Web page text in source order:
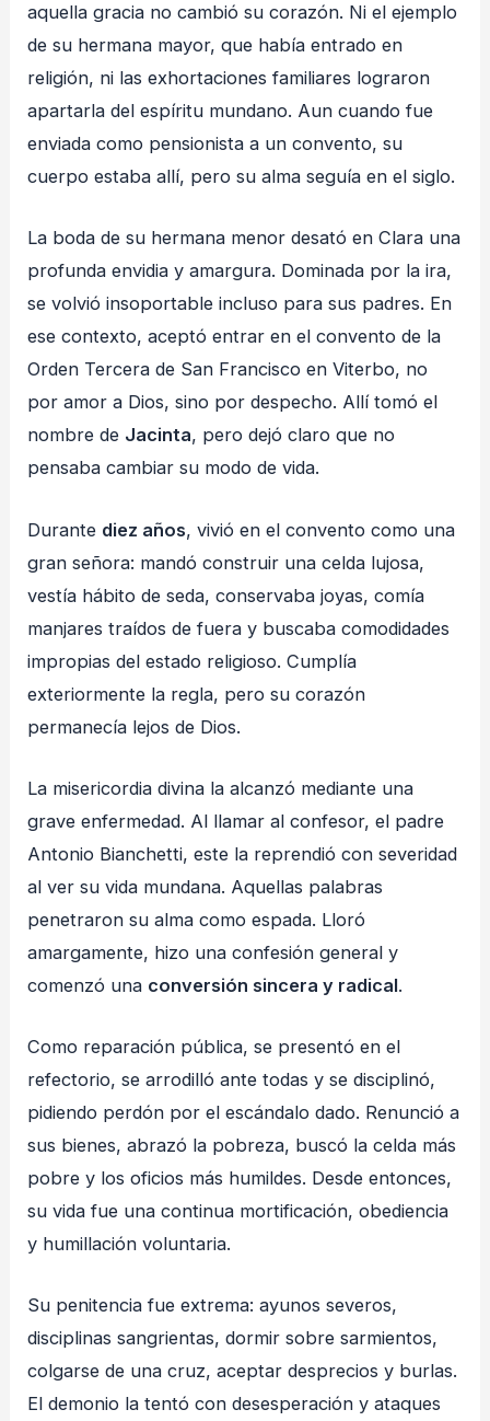
aquella gracia no cambió su corazón. Ni el ejemplo
de su hermana mayor, que había entrado en
religión, ni las exhortaciones familiares lograron
apartarla del espíritu mundano. Aun cuando fue
enviada como pensionista a un convento, su
cuerpo estaba allí, pero su alma seguía en el siglo.
La boda de su hermana menor desató en Clara una
profunda envidia y amargura. Dominada por la ira,
se volvió insoportable incluso para sus padres. En
ese contexto, aceptó entrar en el convento de la
Orden Tercera de San Francisco en Viterbo, no
por amor a Dios, sino por despecho. Allí tomó el
nombre de Jacinta, pero dejó claro que no
pensaba cambiar su modo de vida.
Durante diez años, vivió en el convento como una
gran señora: mandó construir una celda lujosa,
vestía hábito de seda, conservaba joyas, comía
manjares traídos de fuera y buscaba comodidades
impropias del estado religioso. Cumplía
exteriormente la regla, pero su corazón
permanecía lejos de Dios.
La misericordia divina la alcanzó mediante una
grave enfermedad. Al llamar al confesor, el padre
Antonio Bianchetti, este la reprendió con severidad
al ver su vida mundana. Aquellas palabras
penetraron su alma como espada. Lloró
amargamente, hizo una confesión general y
comenzó una conversión sincera y radical.
Como reparación pública, se presentó en el
refectorio, se arrodilló ante todas y se disciplinó,
pidiendo perdón por el escándalo dado. Renunció a
sus bienes, abrazó la pobreza, buscó la celda más
pobre y los oficios más humildes. Desde entonces,
su vida fue una continua mortificación, obediencia
y humillación voluntaria.
Su penitencia fue extrema: ayunos severos,
disciplinas sangrientas, dormir sobre sarmientos,
colgarse de una cruz, aceptar desprecios y burlas.
El demonio la tentó con desesperación y ataques